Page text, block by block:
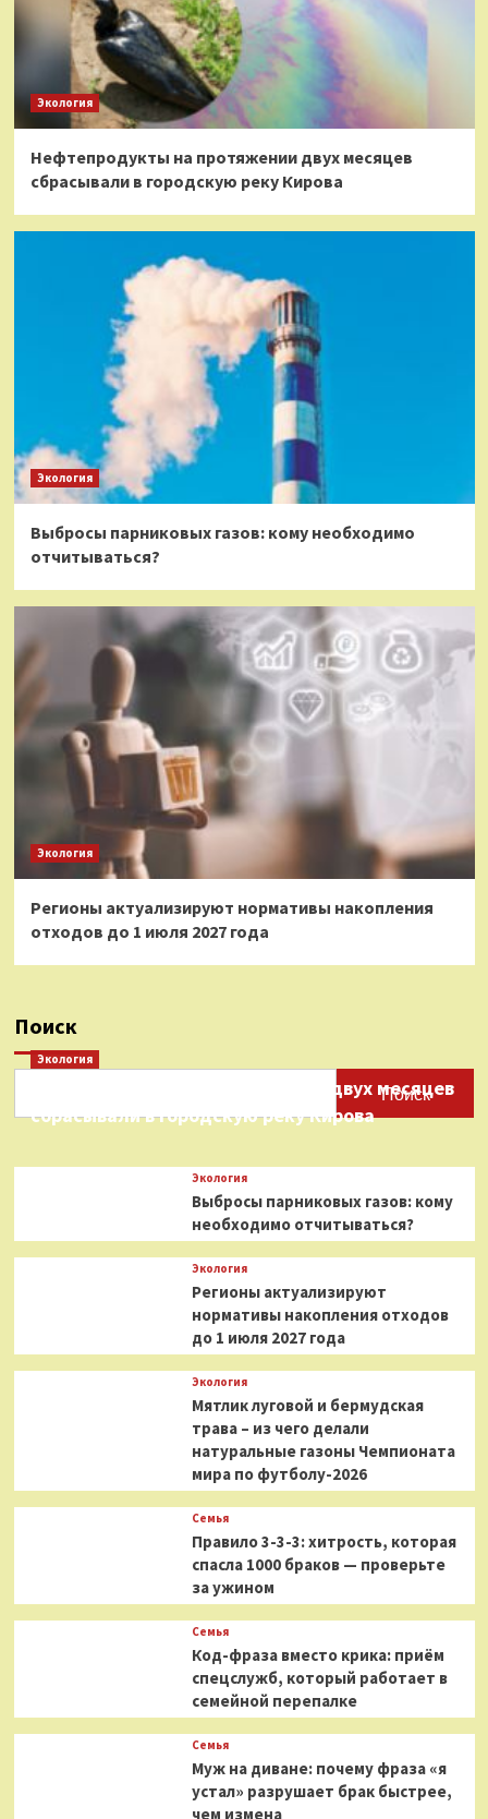
Экология
Нефтепродукты на протяжении двух месяцев
сбрасывали в городскую реку Кирова
Экология
Выбросы парниковых газов: кому необходимо
отчитываться?
Экология
Регионы актуализируют нормативы накопления
отходов до 1 июля 2027 года
Поиск
Поиск
Экология
Нефтепродукты на протяжении двух месяцев
сбрасывали в городскую реку Кирова
Экология
Выбросы парниковых газов: кому
необходимо отчитываться?
Экология
Регионы актуализируют
нормативы накопления отходов
до 1 июля 2027 года
Экология
Мятлик луговой и бермудская
трава – из чего делали
натуральные газоны Чемпионата
мира по футболу-2026
Семья
Правило 3-3-3: хитрость, которая
спасла 1000 браков — проверьте
за ужином
Семья
Код-фраза вместо крика: приём
спецслужб, который работает в
семейной перепалке
Семья
Муж на диване: почему фраза «я
устал» разрушает брак быстрее,
чем измена